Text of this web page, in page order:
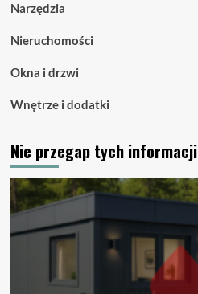
Narzędzia
Nieruchomości
Okna i drzwi
Wnętrze i dodatki
Nie przegap tych informacji